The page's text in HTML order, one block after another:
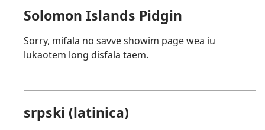
Solomon Islands Pidgin
Sorry, mifala no savve showim page wea iu
lukaotem long disfala taem.
srpski (latinica)